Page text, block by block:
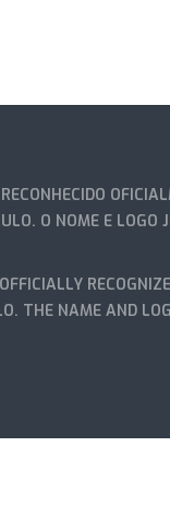
O NOME E LOGO
THE NAME AND